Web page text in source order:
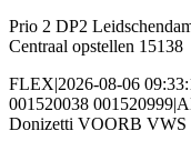
Prio 2 DP2
Centraal opstellen 15138
FLEX|2026-08-06
001520038
Donizetti VOORB VWS